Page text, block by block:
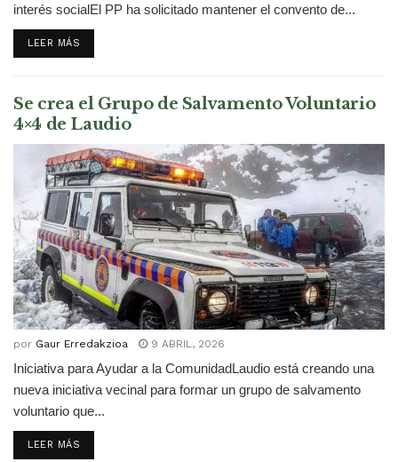
interés socialEl PP ha solicitado mantener el convento de...
LEER MÁS
Se crea el Grupo de Salvamento Voluntario
4×4 de Laudio
por Gaur Erredakzioa 9 ABRIL, 2026
Iniciativa para Ayudar a la ComunidadLaudio está creando una
nueva iniciativa vecinal para formar un grupo de salvamento
voluntario que...
LEER MÁS